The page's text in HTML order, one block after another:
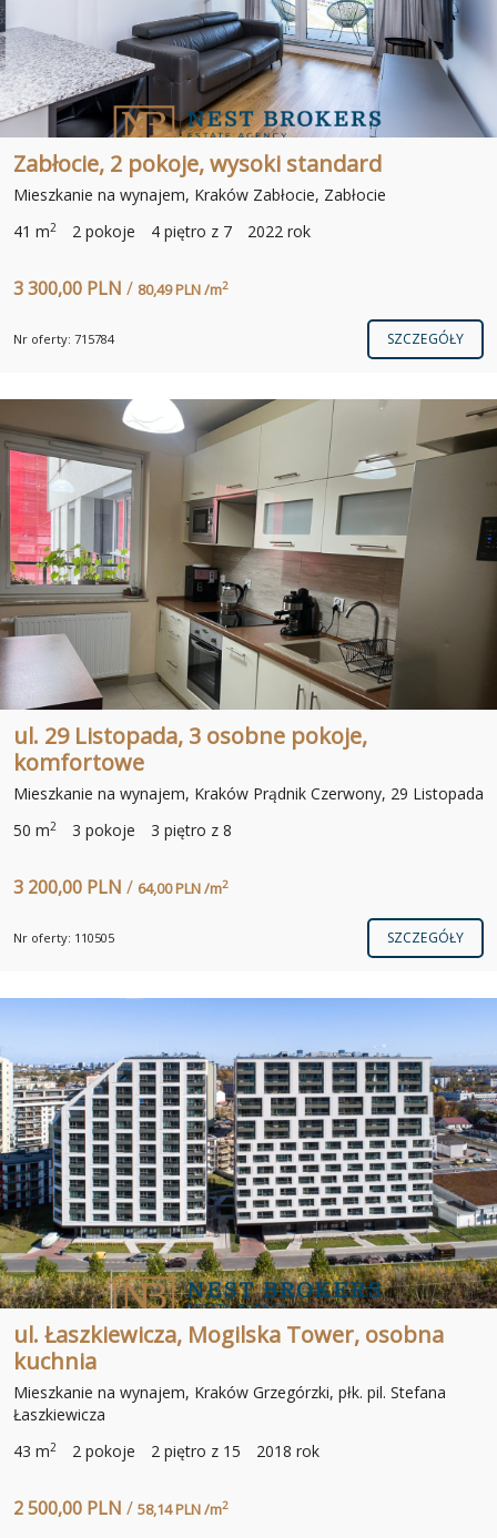
Zabłocie, 2 pokoje, wysoki standard
Mieszkanie na wynajem, Kraków Zabłocie, Zabłocie
41 m2 2 pokoje 4 piętro z 7 2022 rok
3 300,00 PLN / 80,49 PLN /m2
Nr oferty: 715784 SZCZEGÓŁY
ul. 29 Listopada, 3 osobne pokoje,
komfortowe
Mieszkanie na wynajem, Kraków Prądnik Czerwony, 29 Listopada
50 m2 3 pokoje 3 piętro z 8
3 200,00 PLN / 64,00 PLN /m2
Nr oferty: 110505 SZCZEGÓŁY
ul. Łaszkiewicza, Mogilska Tower, osobna
kuchnia
Mieszkanie na wynajem, Kraków Grzegórzki, płk. pil. Stefana
Łaszkiewicza
43 m2 2 pokoje 2 piętro z 15 2018 rok
2 500,00 PLN / 58,14 PLN /m2